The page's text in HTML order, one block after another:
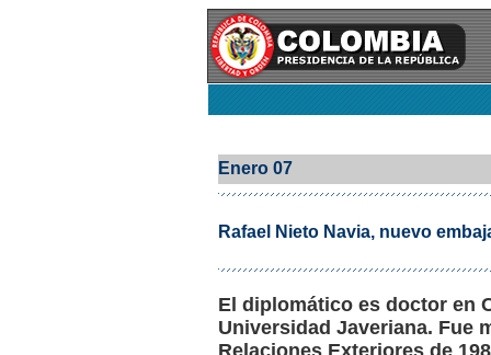
Enero 07
Rafael Nieto Navia, nuevo
El diplomático es doctor en
Universidad Javeriana. Fue
Relaciones Exteriores de